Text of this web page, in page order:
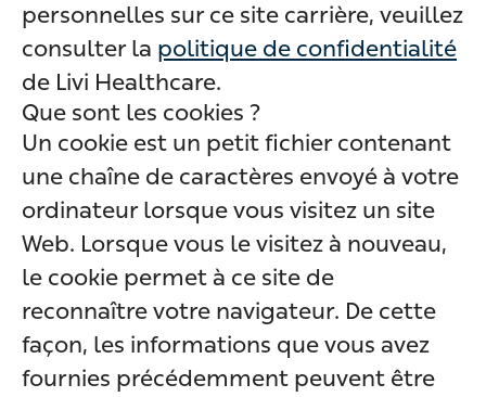
personnelles sur ce site carrière, veuillez
consulter la politique de confidentialité
de Livi Healthcare.
Que sont les cookies ?
Un cookie est un petit fichier contenant
une chaîne de caractères envoyé à votre
ordinateur lorsque vous visitez un site
Web. Lorsque vous le visitez à nouveau,
le cookie permet à ce site de
reconnaître votre navigateur. De cette
façon, les informations que vous avez
fournies précédemment peuvent être